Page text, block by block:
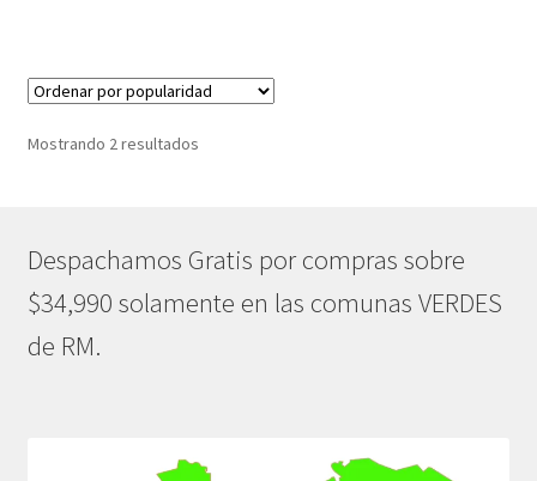
Mostrando 2 resultadosOrdenado
Despachamos Gratis por compras sobre
$34,990 solamente en las comunas VERDES
de RM.